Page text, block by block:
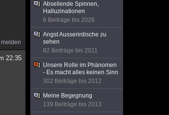
melden
22:35
Abseilende Spinnen,
Halluzinationen
6 Beiträge bis 2026
Angst Ausserirdische zu
sehen
82 Beiträge bis 2011
Unsere Rolle im Phänomen
- Es macht alles keinen Sinn
302 Beiträge bis 2012
Meine Begegnung
139 Beiträge bis 2013